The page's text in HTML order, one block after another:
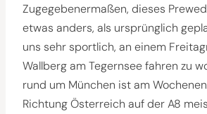
Zugegebenermaßen, dieses
etwas anders, als ursprünglich
uns sehr sportlich, an einem
Wallberg am Tegernsee fahren zu
rund um München ist am
Richtung Österreich auf der A8